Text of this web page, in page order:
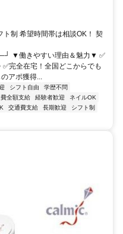
制 希望時間帯は相談OK！ 契
働きやすい理由＆魅力▼ ✅
完全在宅！全国どこからでも
アポ獲得...
シフト自由
学歴不問
全額支給 経験者歓迎
ネイルOK
交通費支給 長期歓迎
シフト制